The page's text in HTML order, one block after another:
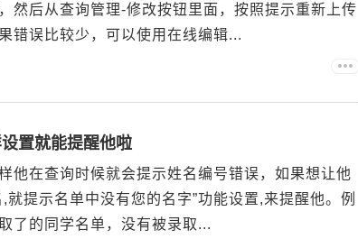
然后从查询管理-修改按钮里面，按照提示重新上传
错误比较少，可以使用在线编辑...
置就能提醒他啦
他在查询时候就会提示姓名编号错误，如果想让他
提示名单中没有您的名字”功能设置,来提醒他。例
了的同学名单，没有被录取...